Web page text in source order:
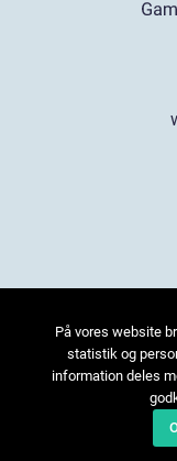
På vores website
statistik og
information deles